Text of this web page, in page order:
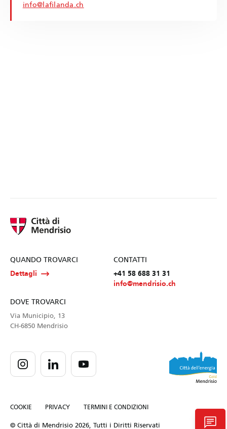
info@lafilanda.ch
QUANDO TROVARCI
Dettagli
CONTATTI
+41 58 688 31 31
info@mendrisio.ch
DOVE TROVARCI
Via Municipio, 13
CH-6850 Mendrisio
COOKIE PRIVACY TERMINI E CONDIZIONI
© Città di Mendrisio 2026, Tutti i Diritti Riservati chat